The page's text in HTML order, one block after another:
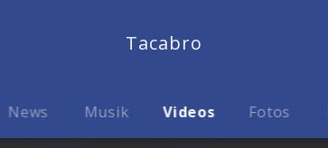
Tacabro
News Musik Videos Fotos